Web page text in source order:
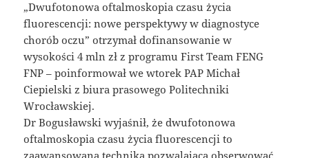
„Dwufotonowa oftalmoskopia czasu życia
fluorescencji: nowe perspektywy w diagnostyce
chorób oczu” otrzymał dofinansowanie w
wysokości 4 mln zł z programu First Team FENG
FNP – poinformował we wtorek PAP Michał
Ciepielski z biura prasowego Politechniki
Wrocławskiej.
Dr Bogusławski wyjaśnił, że dwufotonowa
oftalmoskopia czasu życia fluorescencji to
zaawansowana technika pozwalająca obserwować